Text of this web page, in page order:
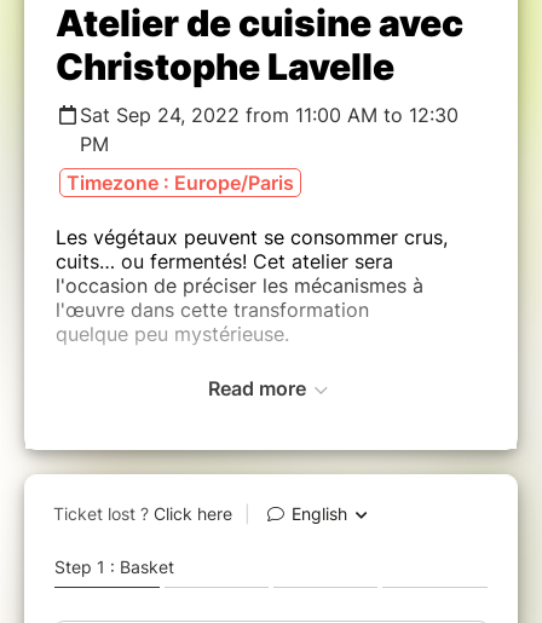
Atelier de cuisine avec
Christophe Lavelle
Sat Sep 24, 2022 from 11:00 AM to 12:30
PM
Timezone : Europe/Paris
Les végétaux peuvent se consommer crus,
cuits… ou fermentés! Cet atelier sera
l'occasion de préciser les mécanismes à
l'œuvre dans cette transformation
quelque peu mystérieuse.
Dans le cadre deL'Ecole du Bien-Manger
d'accueillir Christophe Lavelle pour un atelier
de cuisine à Zone Sensible le 24 septembre
2022, durant la finale du Championnat du
Monde des Cuisines du Monde.
Votre intervenant:
Read more